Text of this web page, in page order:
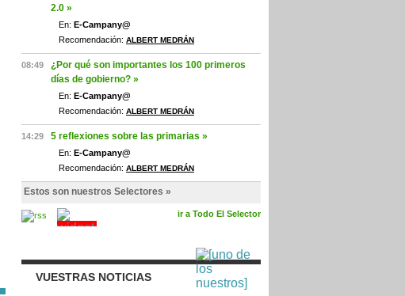
2.0 »
En: E-Campany@
Recomendación: ALBERT MEDRÁN
08:49
¿Por qué son importantes los 100 primeros
días de gobierno? »
En: E-Campany@
Recomendación: ALBERT MEDRÁN
14:29 5 reflexiones sobre las primarias »
En: E-Campany@
Recomendación: ALBERT MEDRÁN
Estos son nuestros Selectores »
ir a Todo El Selector
VUESTRAS NOTICIAS